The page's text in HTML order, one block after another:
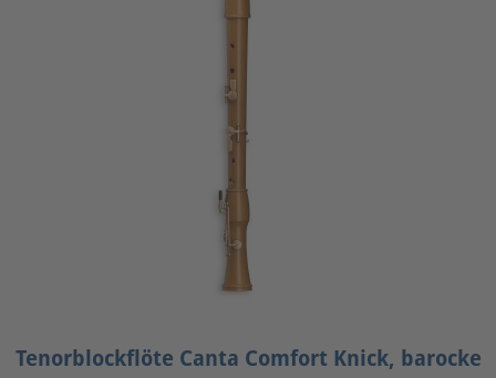
Tenorblockflöte Canta Comfort Knick, barocke